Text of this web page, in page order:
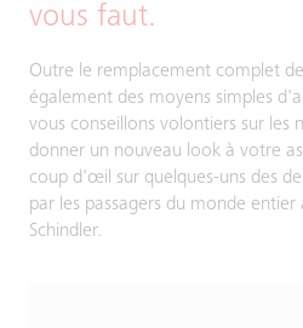
vous faut.
Outre le remplacement complet
également des moyens simples
vous conseillons volontiers sur les
donner un nouveau look à votre
coup d'œil sur quelques-uns des
par les passagers du monde
Schindler.